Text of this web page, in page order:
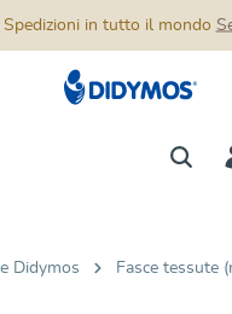
Spedizioni in tutto il mondo
Didymos Fasce tessute